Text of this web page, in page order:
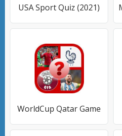
USA Sport Quiz (2021)
WorldCup Qatar Game